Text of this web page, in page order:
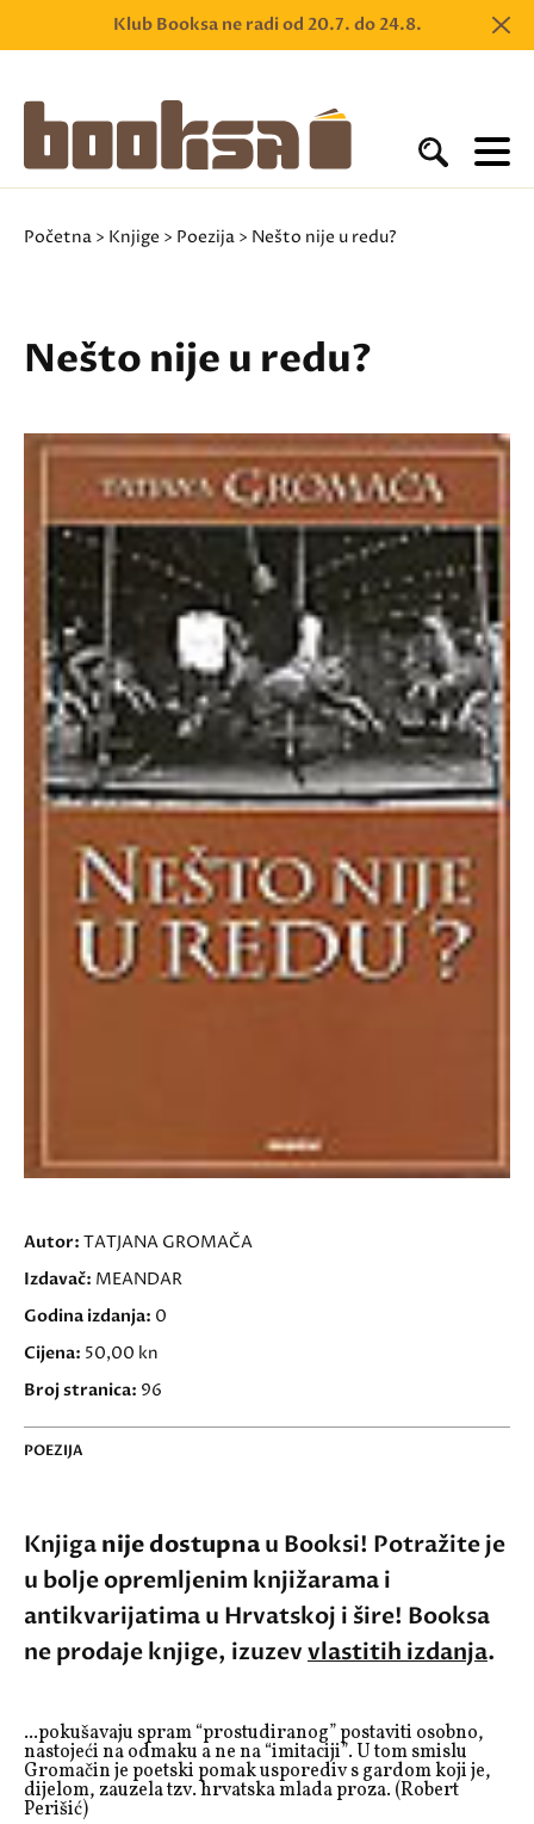
Klub Booksa ne radi od 20.7. do 24.8.
Početna > Knjige > Poezija > Nešto nije u redu?
Nešto nije u redu?
Autor: TATJANA GROMAČA
Izdavač: MEANDAR
Godina izdanja: 0
Cijena: 50,00 kn
Broj stranica: 96
POEZIJA
Knjiganije dostupnau Booksi! Potražite je
u bolje opremljenim knjižarama i
antikvarijatima u Hrvatskoj i šire! Booksa
ne prodaje knjige, izuzevvlastitih izdanja.
...pokušavaju spram “prostudiranog” postaviti osobno,
nastojeći na odmaku a ne na “imitaciji”. U tom smislu
Gromačin je poetski pomak usporediv s gardom koji je,
dijelom, zauzela tzv. hrvatska mlada proza. (Robert
Perišić)